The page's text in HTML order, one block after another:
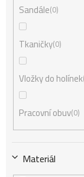
Sandále 0
Tkaničky 0
Vložky do holínek
Pracovní obuv 0
Materiál